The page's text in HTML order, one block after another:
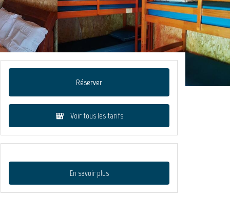
Réserver
Voir tous les tarifs
En savoir plus